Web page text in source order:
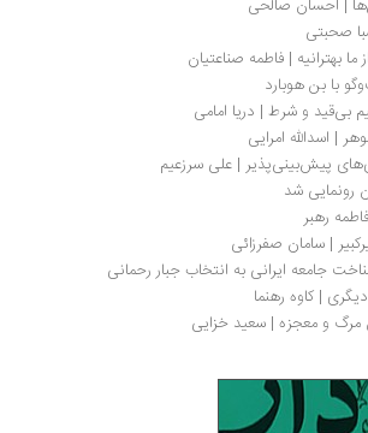
صالحی
| فاطمه صناعتیان
هوبارد
و شرط | دریا امامی
امرایی
| علی سرزعیم
شد
سامان صفرزائی
ایرانی به انتخاب جبار رحمانی
رهنما
معجزه | سعید خزایی